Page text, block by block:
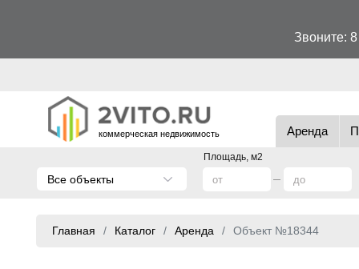
Звоните:
коммерческая недвижимость Аренда
Площадь, м2
Все объекты
Главная Каталог Аренда Объект №18344